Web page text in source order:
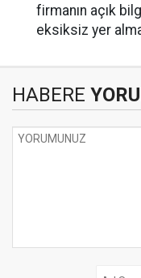
firmanın açık
eksiksiz yer
HABERE